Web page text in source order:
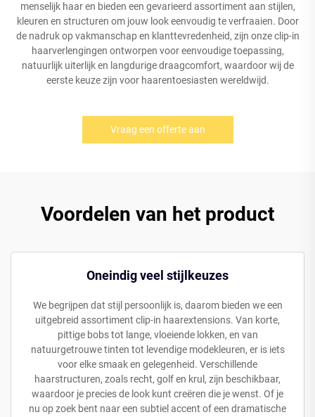
menselijk haar en bieden een gevarieerd assortiment aan stijlen,
kleuren en structuren om jouw look eenvoudig te verfraaien. Door
de nadruk op vakmanschap en klanttevredenheid, zijn onze clip-in
haarverlengingen ontworpen voor eenvoudige toepassing,
natuurlijk uiterlijk en langdurige draagcomfort, waardoor wij de
eerste keuze zijn voor haarentoesiasten wereldwijd.
Vraag een offerte aan
Voordelen van het product
Oneindig veel stijlkeuzes
We begrijpen dat stijl persoonlijk is, daarom bieden we een
uitgebreid assortiment clip-in haarextensions. Van korte,
pittige bobs tot lange, vloeiende lokken, en van
natuurgetrouwe tinten tot levendige modekleuren, er is iets
voor elke smaak en gelegenheid. Verschillende
haarstructuren, zoals recht, golf en krul, zijn beschikbaar,
waardoor je precies de look kunt creëren die je wenst. Of je
nu op zoek bent naar een subtiel accent of een dramatische